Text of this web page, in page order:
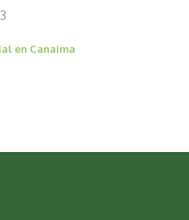
en Canaima